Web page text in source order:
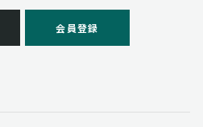
の利用目的の通知、開示、訂
客様の個人情報の漏洩防止に
会員登録